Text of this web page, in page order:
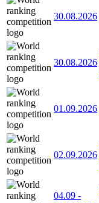
30.08.2026
30.08.2026
01.09.2026
02.09.2026
04.09 -